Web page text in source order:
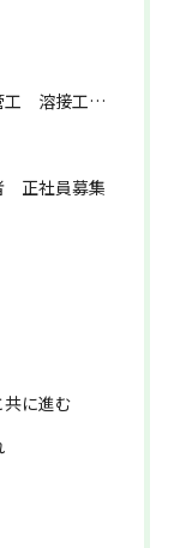
正社員募集
正社員募集
に進む